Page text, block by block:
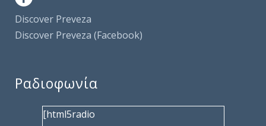
Discover Preveza
Discover Preveza (Facebook)
Ραδιοφωνία
[html5radio